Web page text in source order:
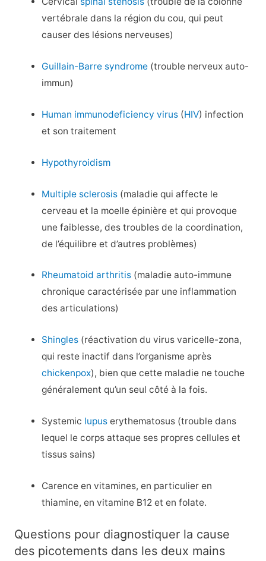
vertébrale dans la région du cou, qui peut
causer des lésions nerveuses)
Guillain-Barre syndrome (trouble nerveux auto-
immun)
Human immunodeficiency virus (HIV) infection
et son traitement
Hypothyroidism
Multiple sclerosis (maladie qui affecte le
cerveau et la moelle épinière et qui provoque
une faiblesse, des troubles de la coordination,
de l’équilibre et d’autres problèmes)
Rheumatoid arthritis (maladie auto-immune
chronique caractérisée par une inflammation
des articulations)
Shingles (réactivation du virus varicelle-zona,
qui reste inactif dans l’organisme après
chickenpox), bien que cette maladie ne touche
généralement qu’un seul côté à la fois.
Systemic lupus erythematosus (trouble dans
lequel le corps attaque ses propres cellules et
tissus sains)
Carence en vitamines, en particulier en
thiamine, en vitamine B12 et en folate.
Questions pour diagnostiquer la cause
des picotements dans les deux mains